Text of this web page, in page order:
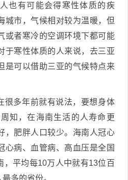
也有可能会得寒性体质的疾
城市，气候相对较为温暖，但
或者寒冷的空调环境下都可能
于寒性体质的人来说，去三亚
是可以借助三亚的气候特点来
很多年前就有说法，要想身体
知，在海南生活的人寿命更
，肥胖人口较少。海南人冠心
心病、血管病、高血压是全国
，平均每10万人中就有13位百
多的省份。